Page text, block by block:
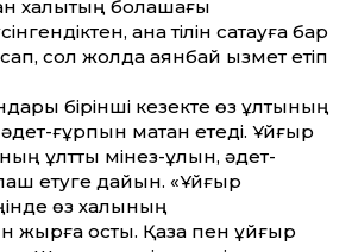
халықтың болашағы
ана тілін сақтауға бар
сол жолда аянбай қызмет етіп
бірінші кезекте өз ұлтының
ғұрпын мақтан етеді. Ұйғыр
ұлт­тық мінез-құлқын, әдет-
етуге да­йын. «Ұйғыр
өз халқының
қосты. Қазақ пен ұйғыр